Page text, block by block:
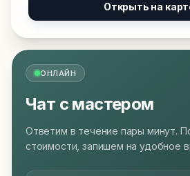
Открыть на
ОНЛАЙН
Чат с мастером
Ответим в течение пары минут.
стоимости, запишем на удобное